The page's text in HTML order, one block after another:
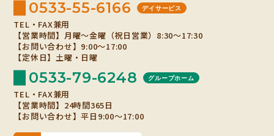
0533-55-6166 デイサービス
TEL・FAX兼用
【営業時間】月曜～金曜（祝日営業）8:30～17:30
【お問い合わせ】9:00～17:00
【定休日】土曜・日曜
0533-79-6248 グループホーム
TEL・FAX兼用
【営業時間】24時間365日
【お問い合わせ】平日9:00～17:00